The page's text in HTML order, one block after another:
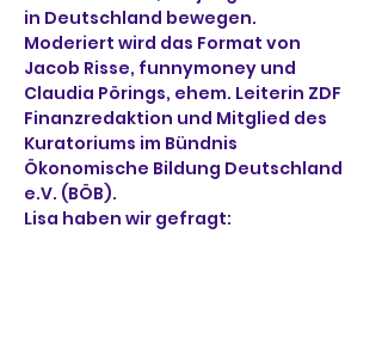
in Deutschland bewegen.
Moderiert wird das Format von
Jacob Risse, funnymoney und
Claudia Pörings, ehem. Leiterin ZDF
Finanzredaktion und Mitglied des
Kuratoriums im Bündnis
Ökonomische Bildung Deutschland
e.V. (BÖB).
Lisa haben wir gefragt: